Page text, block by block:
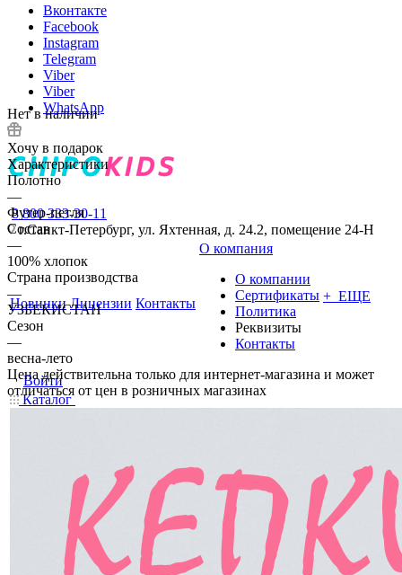
Вконтакте
Facebook
Instagram
Telegram
Viber
Viber
WhatsApp
8 800 333-30-11
г.Санкт-Петербург, ул. Яхтенная, д. 24.2, помещение 24-Н
Новинки Лицензии Контакты
О компания
О компании
Сертификаты
Политика
Реквизиты
Контакты
+ ЕЩЕ
Войти
Каталог
Нет в наличии
Хочу в подарок
Характеристики
Полотно
—
Футер-петля
Состав
—
100% хлопок
Страна производства
—
УЗБЕКИСТАН
Сезон
—
весна-лето
Цена действительна только для интернет-магазина и может
отличаться от цен в розничных магазинах